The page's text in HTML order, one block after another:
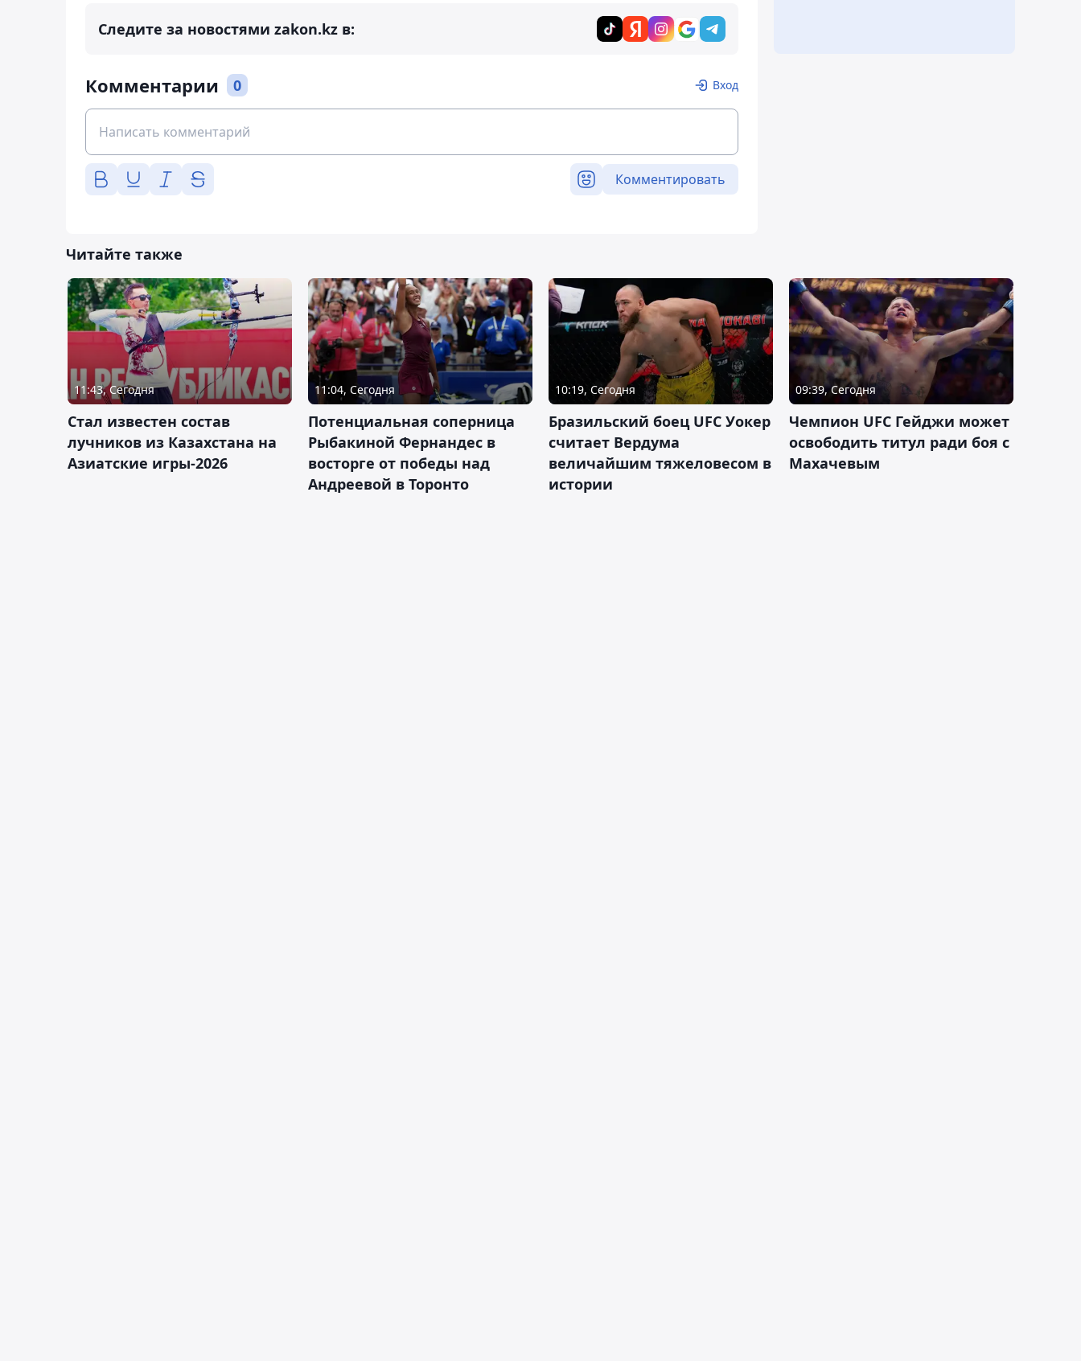
Следите за новостями zakon.kz в:
Комментарии 0 Вход
Комментировать
Читайте также
11:43, Сегодня
Стал известен состав
лучников из Казахстана на
Азиатские игры-2026
11:04, Сегодня
Потенциальная соперница
Рыбакиной Фернандес в
восторге от победы над
Андреевой в Торонто
10:19, Сегодня
Бразильский боец UFC Уокер
считает Вердума
величайшим тяжеловесом в
истории
09:39, Сегодня
Чемпион UFC Гейджи может
освободить титул ради боя с
Махачевым